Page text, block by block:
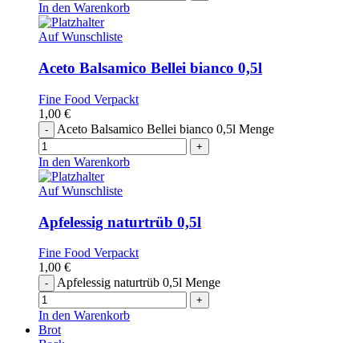
In den Warenkorb
Auf Wunschliste
Aceto Balsamico Bellei bianco 0,5l
Fine Food Verpackt
1,00 €
Aceto Balsamico Bellei bianco 0,5l Menge
In den Warenkorb
Auf Wunschliste
Apfelessig naturtrüb 0,5l
Fine Food Verpackt
1,00 €
Apfelessig naturtrüb 0,5l Menge
In den Warenkorb
Brot